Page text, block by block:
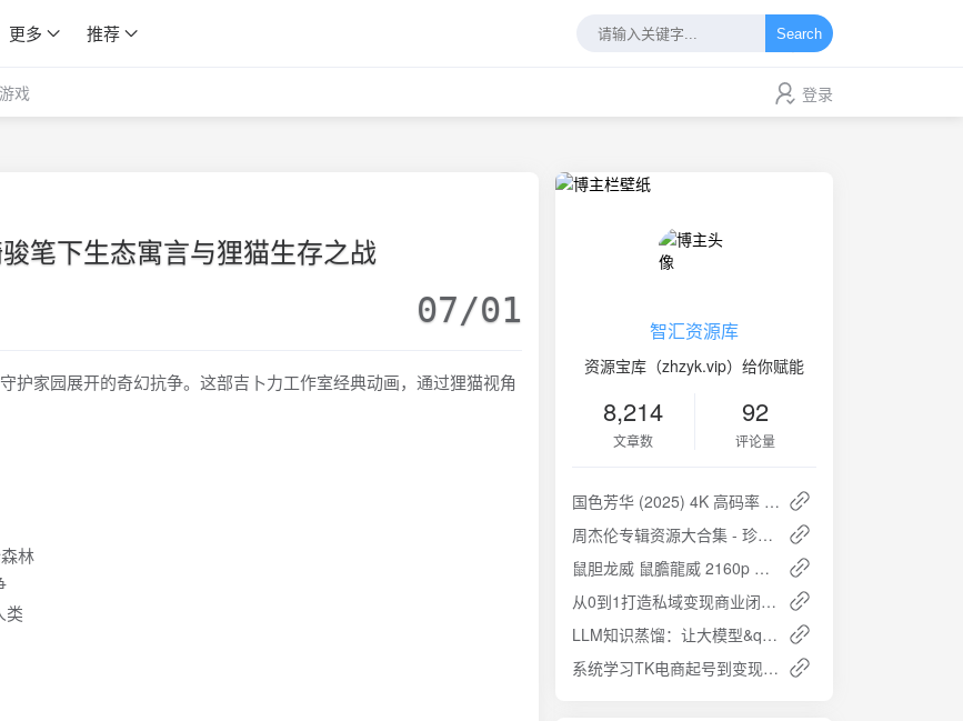
更多 推荐 Search
游戏 登录
笔下生态寓言与狸猫生存之战
07/01
护家园展开的奇幻抗争。这部吉卜力工作室经典动画，通过狸猫视角
林
类
智汇资源库
资源宝库（zhzyk.vip）给你赋能
8,214
文章数
92
评论量
国色芳华 (2025) 4K 高码率 S01完结 32集全：女性逆袭与家国情怀的盛唐传奇
周杰伦专辑资源大合集 - 珍藏资源，歌迷必备
鼠胆龙威 鼠膽龍威 2160p Remux (1995)
从0到1打造私域变现商业闭环：构建终身流量资产的实战指南
LLM知识蒸馏：让大模型&quot;瘦身&quot;不降智的AI黑科技｜DeepSeek为什么会成功？
系统学习TK电商起号到变现：从零到盈利的全流程指南